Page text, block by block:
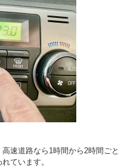
速道路なら1時間から2時間ご
ています。